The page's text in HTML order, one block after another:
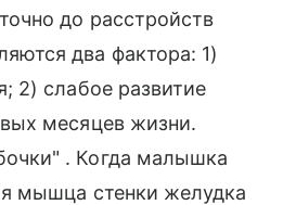
до расстройств
два фактора: 1)
2) слабое развитие
месяцев жизни.
. Когда малышка
мышца стенки желудка